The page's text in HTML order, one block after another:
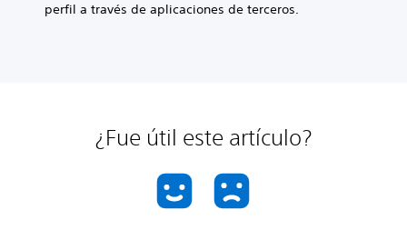
perfil a través de aplicaciones de terceros.
¿Fue útil este artículo?